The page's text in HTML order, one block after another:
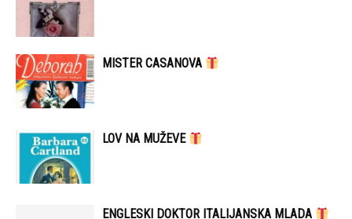
MISTER CASANOVA
LOV NA MUŽEVE
ENGLESKI DOKTOR ITALIJANSKA MLADA